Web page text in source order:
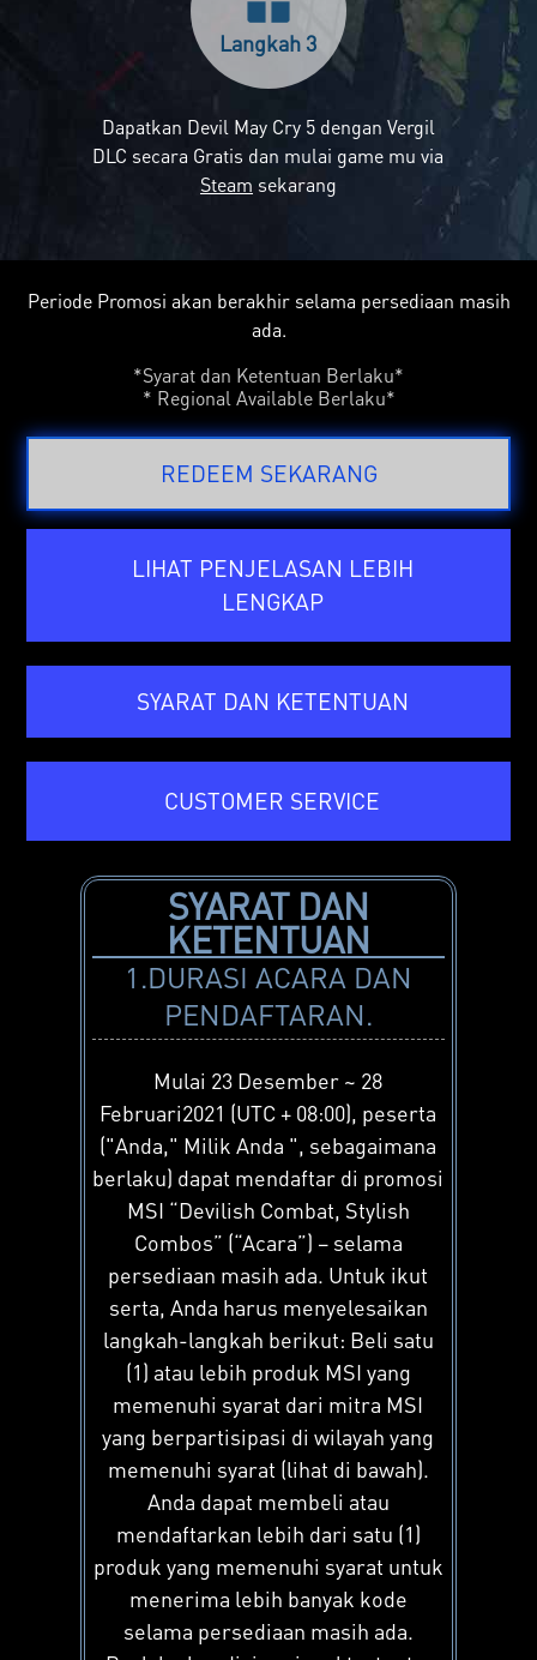
Langkah 3
Dapatkan Devil May Cry 5 dengan Vergil
DLC secara Gratis dan mulai game mu via
Steam sekarang
Periode Promosi akan berakhir selama persediaan masih
ada.
*Syarat dan Ketentuan Berlaku*
* Regional Available Berlaku*
REDEEM SEKARANG
LIHAT PENJELASAN LEBIH
LENGKAP
SYARAT DAN KETENTUAN
CUSTOMER SERVICE
SYARAT DAN
KETENTUAN
1.DURASI ACARA DAN
PENDAFTARAN.
Mulai 23 Desember ~ 28
Februari2021 (UTC + 08:00), peserta
("Anda," Milik Anda ", sebagaimana
berlaku) dapat mendaftar di promosi
MSI “Devilish Combat, Stylish
Combos” (“Acara”) – selama
persediaan masih ada. Untuk ikut
serta, Anda harus menyelesaikan
langkah-langkah berikut: Beli satu
(1) atau lebih produk MSI yang
memenuhi syarat dari mitra MSI
yang berpartisipasi di wilayah yang
memenuhi syarat (lihat di bawah).
Anda dapat membeli atau
mendaftarkan lebih dari satu (1)
produk yang memenuhi syarat untuk
menerima lebih banyak kode
selama persediaan masih ada.